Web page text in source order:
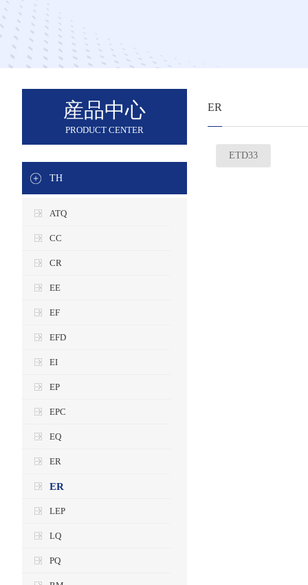
産品中心
PRODUCT CENTER
TH
ATQ
CC
CR
EE
EF
EFD
EI
EP
EPC
EQ
ER
ER
LEP
LQ
PQ
ER
ETD33